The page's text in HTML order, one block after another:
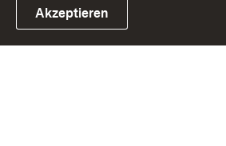
Link zum Landesportal
Akzeptieren